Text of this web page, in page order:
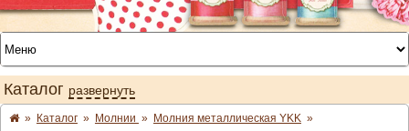
Каталог развернуть
» Каталог » Молнии » Молния металлическая YKK »